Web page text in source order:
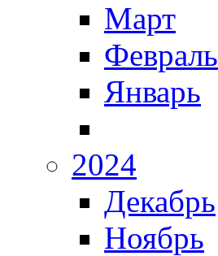
Март
Февраль
Январь
2024
Декабрь
Ноябрь